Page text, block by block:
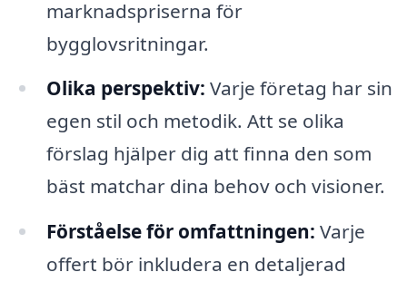
marknadspriserna för
bygglovsritningar.
Olika perspektiv: Varje företag har sin
egen stil och metodik. Att se olika
förslag hjälper dig att finna den som
bäst matchar dina behov och visioner.
Förståelse för omfattningen: Varje
offert bör inkludera en detaljerad